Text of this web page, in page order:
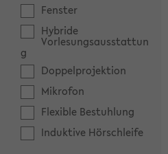
Fenster
Hybride
Vorlesungsausstattun
g
Doppelprojektion
Mikrofon
Flexible Bestuhlung
Induktive Hörschleife